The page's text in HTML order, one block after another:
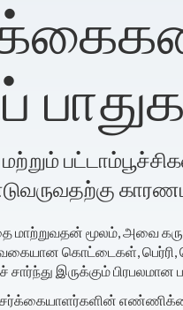
மாற்றுவதன் மூலம், அவை
வகையான கொட்டைகள்,
இருக்கும் பிரபலமான
எண்ணிக்கை